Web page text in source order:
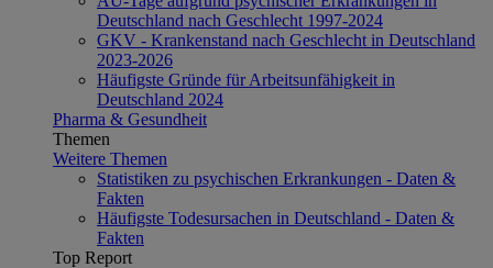
Deutschland nach Geschlecht 1997-2024
GKV - Krankenstand nach Geschlecht in Deutschland
2023-2026
Häufigste Gründe für Arbeitsunfähigkeit in
Deutschland 2024
Pharma & Gesundheit
Themen
Weitere Themen
Statistiken zu psychischen Erkrankungen - Daten &
Fakten
Häufigste Todesursachen in Deutschland - Daten &
Fakten
Top Report